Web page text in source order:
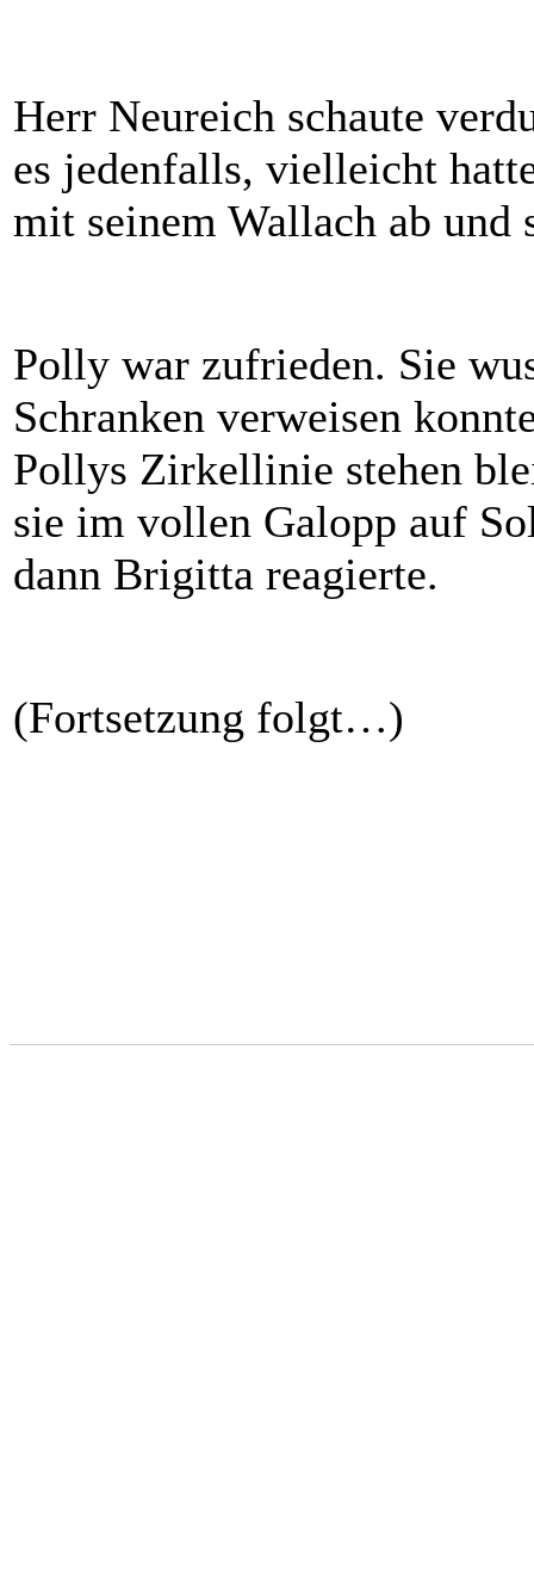
Herr Neureich schaute
es jedenfalls, vielleicht
mit seinem Wallach ab und
Polly war zufrieden. Sie
Schranken verweisen
Pollys Zirkellinie stehen
sie im vollen Galopp auf
dann Brigitta reagierte.
(Fortsetzung folgt…)